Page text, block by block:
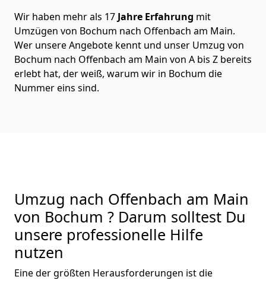
Wir haben mehr als 17 Jahre Erfahrung mit
Umzügen von Bochum nach Offenbach am Main.
Wer unsere Angebote kennt und unser Umzug von
Bochum nach Offenbach am Main von A bis Z bereits
erlebt hat, der weiß, warum wir in Bochum die
Nummer eins sind.
Umzug nach Offenbach am Main
von Bochum ? Darum solltest Du
unsere professionelle Hilfe
nutzen
Eine der größten Herausforderungen ist die